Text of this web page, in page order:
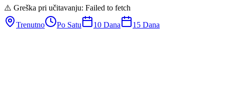
⚠️ Greška pri učitavanju: Failed to fetch
Trenutno
Po Satu 10 Dana 15 Dana